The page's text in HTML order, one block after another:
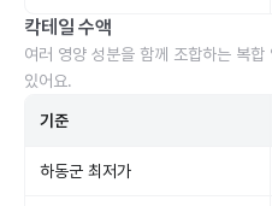
칵테일 수액
여러 영양 성분을 함께 조합하는 복
있어요.
기준
하동군 최저가